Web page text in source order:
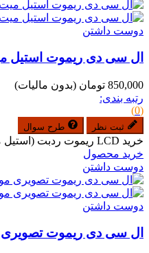
دوست داشتن
ال سی دی ریموت استیل
850,000 تومان
(بدون مالیات)
رتبه بندی:
(0)
ثبت نظر طرح سوال
خرید LCD ریموت ردبت (استیل میت)
خرید محصول
دوست داشتن
دوست داشتن
ال سی دی ریموت تصویری